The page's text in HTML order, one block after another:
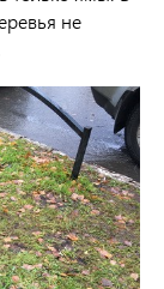
не